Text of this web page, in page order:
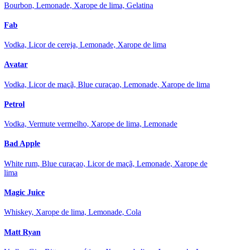
Bourbon, Lemonade, Xarope de lima, Gelatina
Fab
Vodka, Licor de cereja, Lemonade, Xarope de lima
Avatar
Vodka, Licor de maçã, Blue curaçao, Lemonade, Xarope de lima
Petrol
Vodka, Vermute vermelho, Xarope de lima, Lemonade
Bad Apple
White rum, Blue curaçao, Licor de maçã, Lemonade, Xarope de
lima
Magic Juice
Whiskey, Xarope de lima, Lemonade, Cola
Matt Ryan